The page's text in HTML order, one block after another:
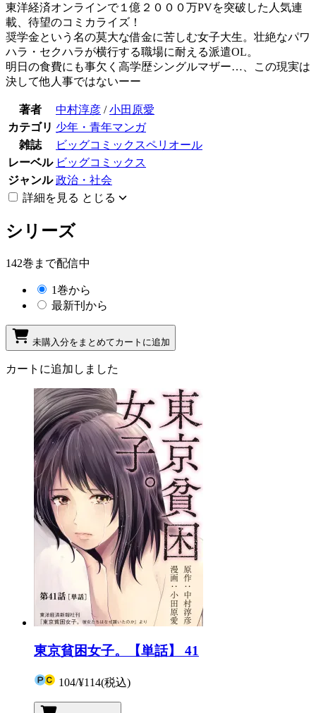
東洋経済オンラインで１億２０００万PVを突破した人気連
載、待望のコミカライズ！
奨学金という名の莫大な借金に苦しむ女子大生。壮絶なパワ
ハラ・セクハラが横行する職場に耐える派遣OL。
明日の食費にも事欠く高学歴シングルマザー…、この現実は
決して他人事ではないーー
著者 中村淳彦 /小田原愛
カテゴリ 少年・青年マンガ
雑誌
ビッグコミックスペリオール
レーベル ビッグコミックス
ジャンル 政治・社会
詳細を見る とじる
シリーズ
142巻まで配信中
1巻から
最新刊から
未購入分をまとめてカートに追加
カートに追加しました
東京貧困女子。【単話】 41
104/¥114(税込)